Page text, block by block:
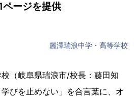
ページを提供
麗澤瑞浪中学・高等学校
（岐阜県瑞浪市/校長：藤田知
びを止めない」を合言葉に、オ